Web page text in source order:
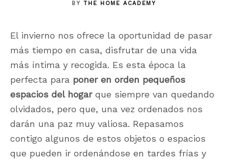
BYTHE HOME ACADEMY
El invierno nos ofrece la oportunidad de pasar
más tiempo en casa, disfrutar de una vida
más íntima y recogida. Es esta época la
perfecta para poner en orden pequeños
espacios del hogarque siempre van quedando
olvidados, pero que, una vez ordenados nos
darán una paz muy valiosa. Repasamos
contigo algunos de estos objetos o espacios
que pueden ir ordenándose en tardes frías y